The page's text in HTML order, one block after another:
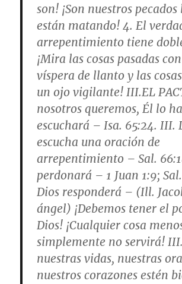
son! ¡Son nuestros pecados
están matando! 4. El
arrepentimiento tiene
¡Mira las cosas pasadas
víspera de llanto y las
un ojo vigilante! III.EL
nosotros queremos, Él lo
escuchará – Isa. 65:24. III.
escucha una oración de
arrepentimiento – Sal.
perdonará – 1 Juan 1:9;
Dios responderá – (Ill.
ángel) ¡Debemos tener el
Dios! ¡Cualquier cosa
simplemente no servirá!
nuestras vidas, nuestras
nuestros corazones estén